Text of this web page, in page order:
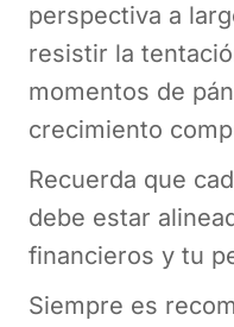
perspectiva a
resistir la
momentos de
crecimiento
Recuerda que
debe estar
financieros y tu
Siempre es